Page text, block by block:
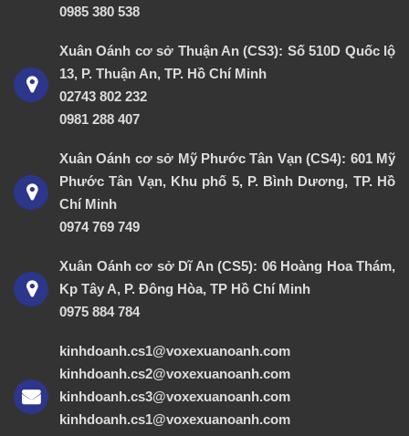
0985 380 538
Xuân Oánh cơ sở Thuận An (CS3): Số 510D Quốc lộ
13, P. Thuận An, TP. Hồ Chí Minh
02743 802 232
0981 288 407
Xuân Oánh cơ sở Mỹ Phước Tân Vạn (CS4): 601 Mỹ
Phước Tân Vạn, Khu phố 5, P. Bình Dương, TP. Hồ
Chí Minh
0974 769 749
Xuân Oánh cơ sở Dĩ An (CS5): 06 Hoàng Hoa Thám,
Kp Tây A, P. Đông Hòa, TP Hồ Chí Minh
0975 884 784
kinhdoanh.cs1@voxexuanoanh.com
kinhdoanh.cs2@voxexuanoanh.com
kinhdoanh.cs3@voxexuanoanh.com
kinhdoanh.cs1@voxexuanoanh.com